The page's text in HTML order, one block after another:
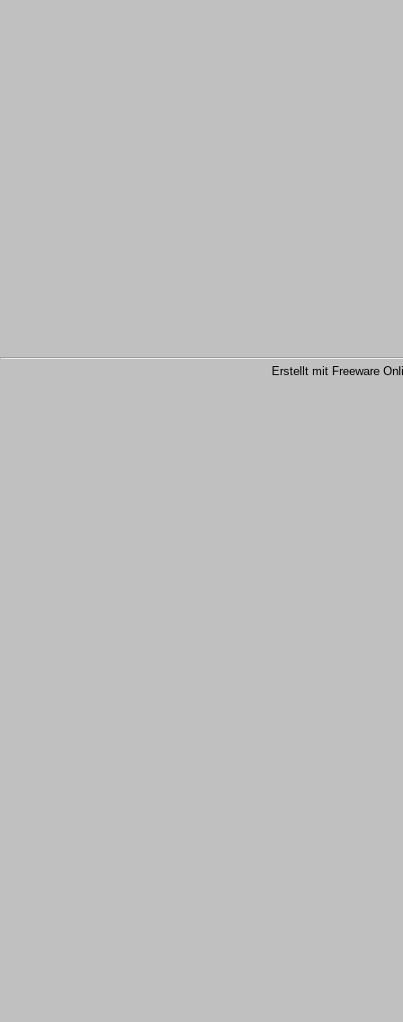
Erstellt mit Freeware